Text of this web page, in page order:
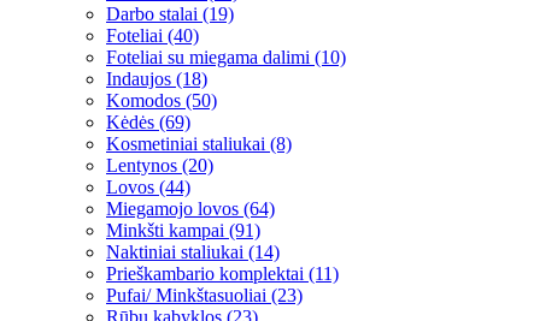
Darbo stalai (19)
Foteliai (40)
Foteliai su miegama dalimi (10)
Indaujos (18)
Komodos (50)
Kėdės (69)
Kosmetiniai staliukai (8)
Lentynos (20)
Lovos (44)
Miegamojo lovos (64)
Minkšti kampai (91)
Naktiniai staliukai (14)
Prieškambario komplektai (11)
Pufai/ Minkštasuoliai (23)
Rūbų kabyklos (23)